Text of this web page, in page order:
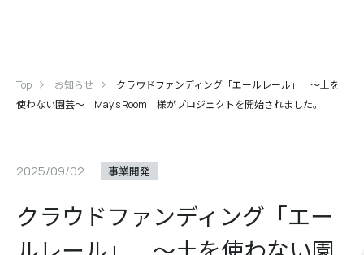
Top お知らせ
クラウドファンディング「エールレール」 ～土を
使わない園芸～ May’s Room 様がプロジェクトを開始されました。
2025/09/02 事業開発
クラウドファンディング「エー